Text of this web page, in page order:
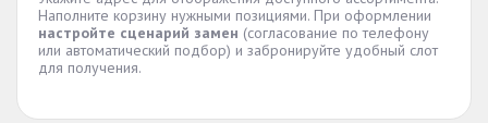
Наполните корзину нужными позициями. При оформлении
настройте сценарий замен (согласование по телефону
или автоматический подбор) и забронируйте удобный слот
для получения.